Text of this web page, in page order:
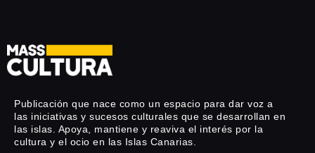
Publicación que nace como un espacio para dar voz a
las iniciativas y sucesos culturales que se desarrollan en
las islas. Apoya, mantiene y reaviva el interés por la
cultura y el ocio en las Islas Canarias.